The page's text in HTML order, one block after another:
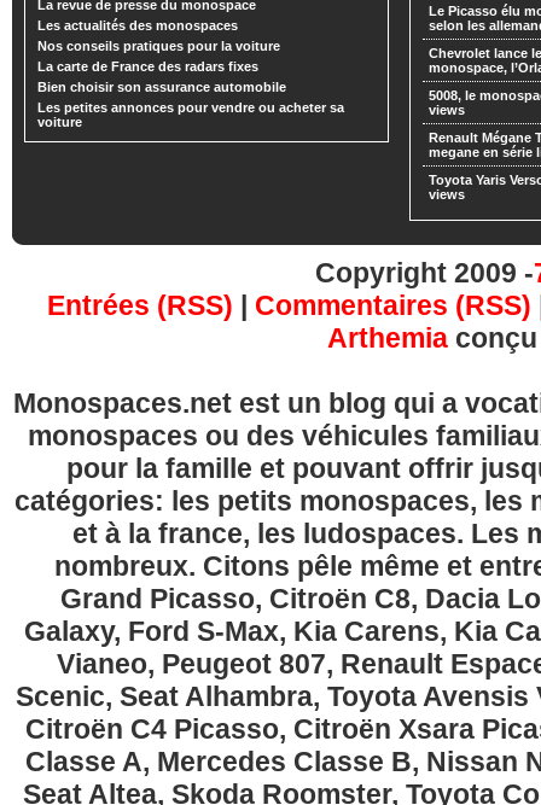
La revue de presse du monospace
Les actualités des monospaces
Nos conseils pratiques pour la voiture
La carte de France des radars fixes
Bien choisir son assurance automobile
Les petites annonces pour vendre ou acheter sa
voiture
Le Picasso élu
selon les
Chevrolet lance
monospace,
5008, le
views
Renault Mégane
megane en série
Toyota Yaris
views
Copyright 2009 -
Entrées (RSS) | Commentaires (RSS)
Arthemia
Monospaces.net est un blog qui a
monospaces ou des véhicules
pour la famille et pouvant offrir
catégories: les petits monospaces, les
et à la france, les ludospaces. Les
nombreux. Citons pêle même et
Grand Picasso, Citroën C8, Dacia
Galaxy, Ford S-Max, Kia Carens, Kia
Vianeo, Peugeot 807, Renault
Scenic, Seat Alhambra, Toyota
Citroën C4 Picasso, Citroën Xsara
Classe A, Mercedes Classe B, Nissan
Seat Altea, Skoda Roomster, Toyota